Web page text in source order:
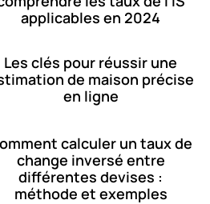
applicables en 2024
Les clés pour réussir une
de maison précise
en ligne
calculer un taux de
change inversé entre
différentes devises :
méthode et exemples